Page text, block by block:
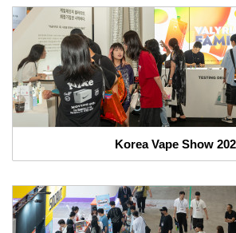
Korea Vape Show